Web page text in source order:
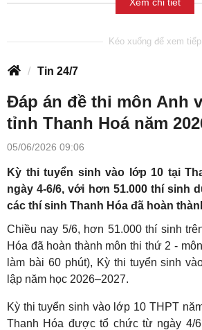
Tin 24/7
Đáp án đề thi môn Anh
tỉnh Thanh Hoá năm
05/06/2026 09:06
Kỳ thi tuyển sinh vào lớp 10 tại
ngày 4-6/6, với hơn 51.000 thí sinh
các thí sinh Thanh Hóa đã hoàn
Chiều nay 5/6, hơn 51.000 thí sinh
Hóa đã hoàn thành môn thi thứ 2 -
làm bài 60 phút), Kỳ thi tuyển sinh
lập năm học 2026–2027.
Kỳ thi tuyển sinh vào lớp 10 THPT
Thanh Hóa được tổ chức từ ngày 4/6